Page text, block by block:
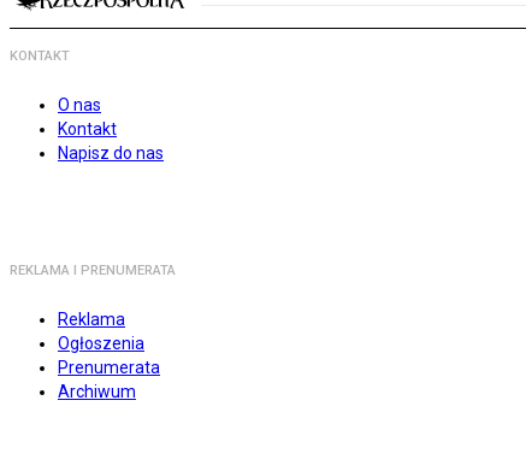
KONTAKT
O nas
Kontakt
Napisz do nas
REKLAMA I PRENUMERATA
Reklama
Ogłoszenia
Prenumerata
Archiwum